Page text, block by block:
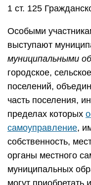
1 ст. 125
Особыми
выступают
муниципальными
городское,
поселений,
часть поселения,
пределах которых
самоуправление,
собственность,
органы местного
муниципальных
могут приобретать